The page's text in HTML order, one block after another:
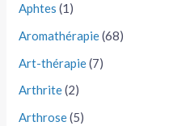
Aphtes (1)
Aromathérapie(68)
Art-thérapie(7)
Arthrite(2)
Arthrose(5)